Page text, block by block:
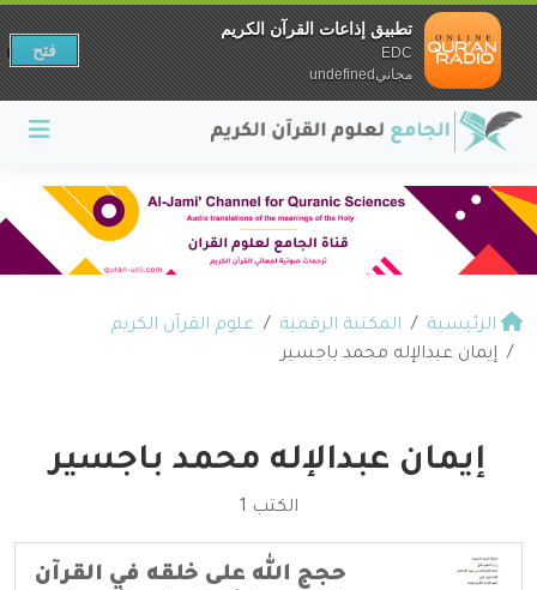
الرئيسية المكتبة الرقمية
علوم القرآن الكريم
إيمان عبدالإله محمد باجسير
إيمان عبدالإله محمد باجسير
الكتب 1
حجج الله على خلقه في القرآن
تطبيق إذاعات القرآن الكريم
EDC
مجانيundefined
فتح